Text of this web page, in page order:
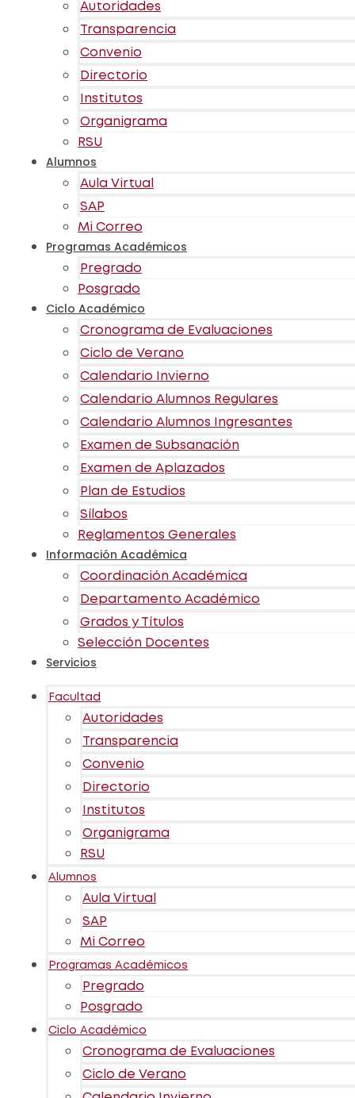
Autoridades
Transparencia
Convenio
Directorio
Institutos
Organigrama
RSU
Alumnos
Aula Virtual
SAP
Mi Correo
Programas Académicos
Pregrado
Posgrado
Ciclo Académico
Cronograma de Evaluaciones
Ciclo de Verano
Calendario Invierno
Calendario Alumnos Regulares
Calendario Alumnos Ingresantes
Examen de Subsanación
Examen de Aplazados
Plan de Estudios
Sílabos
Reglamentos Generales
Información Académica
Coordinación Académica
Departamento Académico
Grados y Títulos
Selección Docentes
Servicios
Facultad
Autoridades
Transparencia
Convenio
Directorio
Institutos
Organigrama
RSU
Alumnos
Aula Virtual
SAP
Mi Correo
Programas Académicos
Pregrado
Posgrado
Ciclo Académico
Cronograma de Evaluaciones
Ciclo de Verano